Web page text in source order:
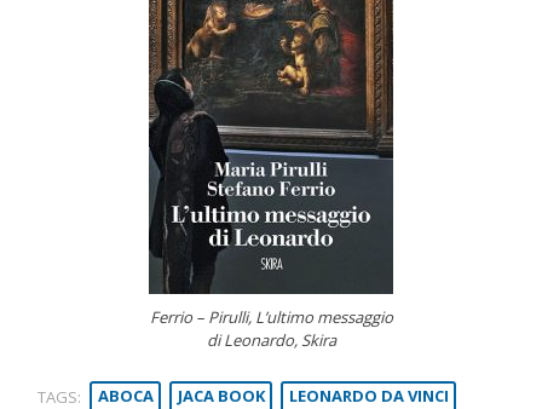
Ferrio – Pirulli, L’ultimo messaggio
di Leonardo, Skira
TAGS: ABOCA JACA BOOK
LEONARDO DA VINCI